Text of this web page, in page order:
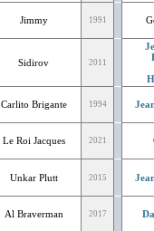
Jimmy 1991
Sidirov 2011
Carlito Brigante 1994
Le Roi Jacques 2021
Unkar Plutt 2015
Al Braverman 2017